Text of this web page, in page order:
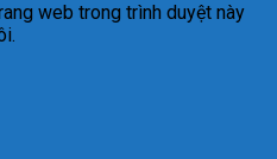
web trong trình duyệt này